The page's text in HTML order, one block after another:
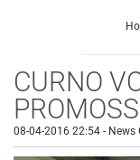
CURNO
08-04-2016 22:54 - News